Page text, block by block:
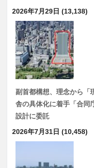
2026年7月29日 (13,138)
副首都構想、理念から
舎の具体化に着手「合同
設計に委託
2026年7月31日 (10,458)